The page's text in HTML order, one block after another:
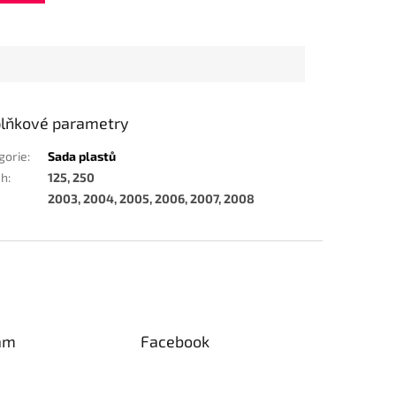
parametry
:
Sada plastů
:
125, 250
2003, 2004, 2005, 2006, 2007, 2008
Facebook